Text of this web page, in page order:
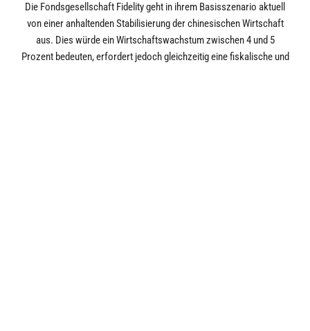
Die Fondsgesellschaft Fidelity geht in ihrem Basisszenario aktuell
von einer anhaltenden Stabilisierung der chinesischen Wirtschaft
aus. Dies würde ein Wirtschaftswachstum zwischen 4 und 5
Prozent bedeuten, erfordert jedoch gleichzeitig eine fiskalische und